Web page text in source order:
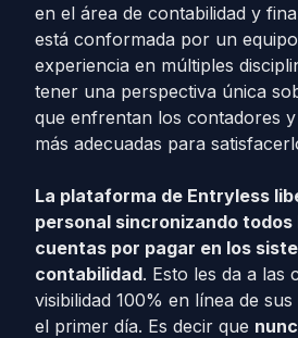
en el área de contabilidad y
está conformada por un
experiencia en múltiples
tener una perspectiva única
que enfrentan los contadores
más adecuadas para
La plataforma de Entryless
personal sincronizando todos
cuentas por pagar en los
contabilidad. Esto les da a las
visibilidad 100% en línea de
el primer día. Es decir que